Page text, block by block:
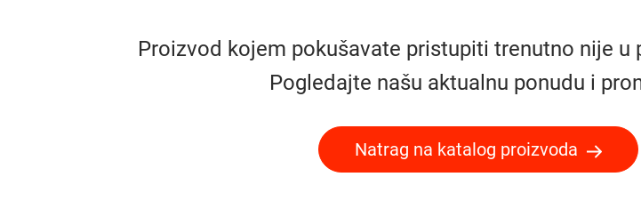
Proizvod kojem pokušavate pristupiti trenutno nije
Pogledajte našu aktualnu ponudu i
Natrag na katalog proizvoda